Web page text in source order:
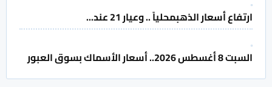
ارتفاع أسعار الذهبمحلياً .. وعيار 21 عند...
السبت 8 أغسطس 2026.. أسعار الأسماك بسوق العبور